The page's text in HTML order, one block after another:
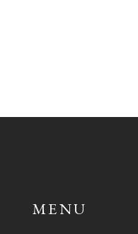
MENU